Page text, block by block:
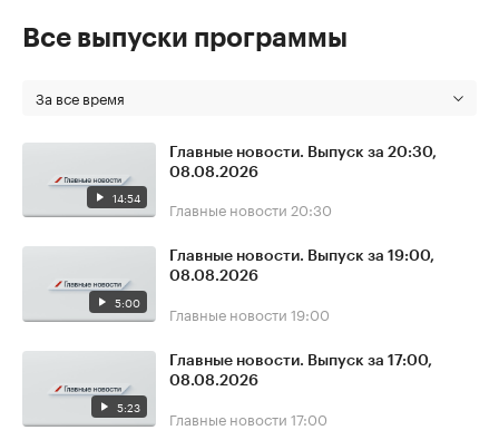
Все выпуски программы
За все время
14:54
Главные новости. Выпуск за 20:30,
08.08.2026
Главные новости 20:30
5:00
Главные новости. Выпуск за 19:00,
08.08.2026
Главные новости 19:00
5:23
Главные новости. Выпуск за 17:00,
08.08.2026
Главные новости 17:00